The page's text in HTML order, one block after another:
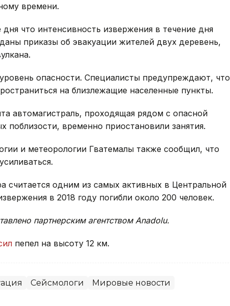
времени.
что интенсивность извержения в течение дня
приказы об эвакуации жителей двух деревень,
опасности. Специалисты предупреждают, что
на близлежащие населенные пункты.
автомагистраль, проходящая рядом с опасной
поблизости, временно приостановили занятия.
и метеорологии Гватемалы также сообщил, что
считается одним из самых активных в Центральной
в 2018 году погибли около 200 человек.
партнерским агентством Anadolu.
пепел на высоту 12 км.
Сейсмологи
Мировые новости